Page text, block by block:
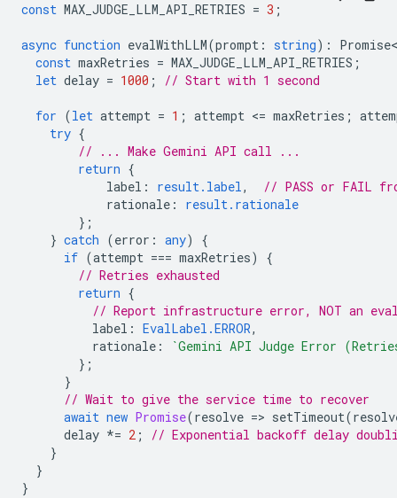
const MAX_JUDGE_LLM_API_RETRIES = 3 ;
async function evalWithLLM(prompt : string) :
const maxRetries = MAX_JUDGE_LLM_API_RETRIES ;
let delay = 1000 ; // Start with 1 second
for (let attempt = 1 ; attempt <= maxRetries ;
try {
// ... Make Gemini API call ...
return {
label : result.label,
// PASS or FAIL
rationale :
result.rationale
};
} catch (error : any)
{
if (attempt === maxRetries)
{
// Retries exhausted
return {
// Report infrastructure error, NOT an
label : EvalLabel.ERROR,
rationale :
`Gemini API Judge Error
};
}
// Wait to give the service time to recover
await new Promise(resolve => setTimeout(
delay *= 2 ;
// Exponential backoff delay
}
}
}